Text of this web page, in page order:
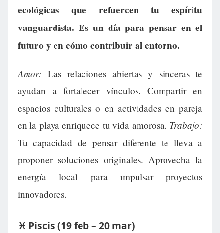
ecológicas que refuercen tu espíritu
vanguardista. Es un día para pensar en el
futuro y en cómo contribuir al entorno.
Amor: Las relaciones abiertas y sinceras te
ayudan a fortalecer vínculos. Compartir en
espacios culturales o en actividades en pareja
en la playa enriquece tu vida amorosa. Trabajo:
Tu capacidad de pensar diferente te lleva a
proponer soluciones originales. Aprovecha la
energía local para impulsar proyectos
innovadores.
♓ Piscis (19 feb – 20 mar)